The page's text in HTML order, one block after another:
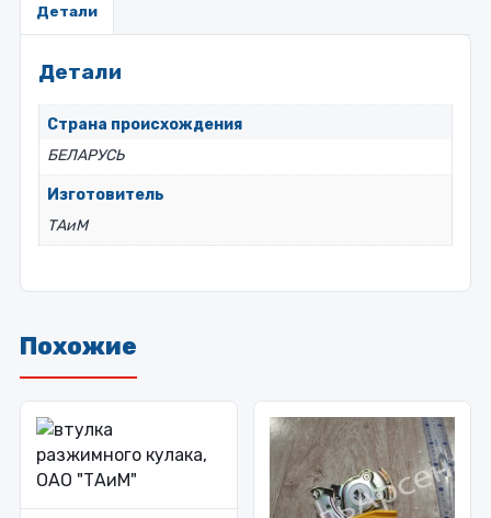
Детали
Детали
Страна происхождения
БЕЛАРУСЬ
Изготовитель
ТАиМ
Похожие